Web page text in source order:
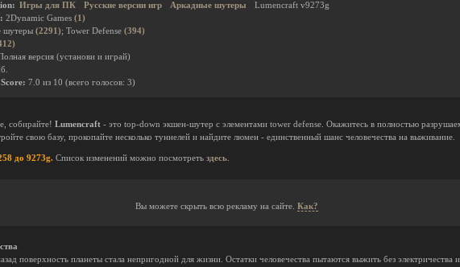
Игры для ПК Русские версии игр Аркадные шутеры
Lumencraft v9273g
2Dynamic Games (1)
шутеры (2291); Tower Defense (394)
версия (установи и играй)
7.0 из 10 (всего голосов: 3)
собирайте! Lumencraft - это top-down экшен-шутер с элементами tower defense. Окажитесь в полностью
свою базу, прокопайте несколько туннелей и найдите люмен - единственный шанс человечества на выживание.
до 9273g. Список изменений можно посмотреть здесь
Вы можете скрыть всю рекламу на сайте. Как?
поверхность планеты стала непригодной для жизни. Остатки человечества пытаются выжить без